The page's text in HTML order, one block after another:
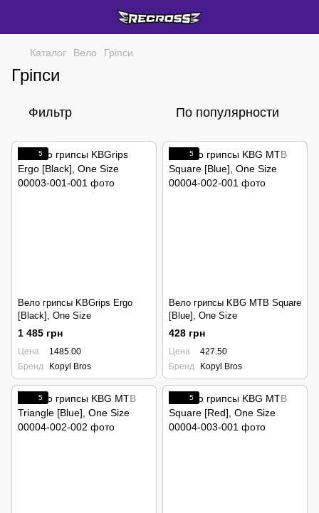
Каталог Вело Гріпси
Гріпси
Фильтр По популярности
5
Вело грипсы KBGrips Ergo
[Black], One Size
1 485 грн
Цена
1485.00
Бренд
Kopyl Bros
5
Вело грипсы KBG MTB Square
[Blue], One Size
428 грн
Цена
427.50
Бренд
Kopyl Bros
5 5